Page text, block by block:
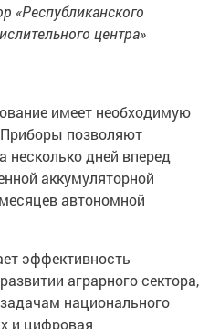
«Республиканского
центра»
имеет необходимую
позволяют
несколько дней вперед
аккумуляторной
автономной
эффективность
аграрного сектора,
национального
и цифровая